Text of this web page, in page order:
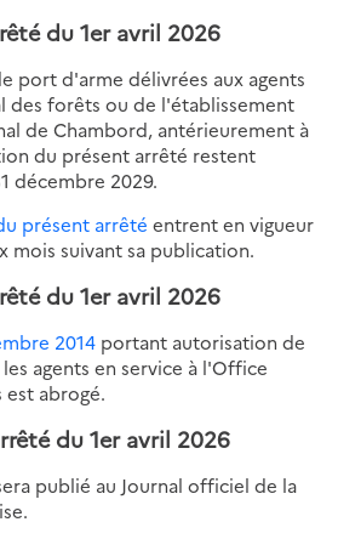
du 1er avril 2026
port d'arme délivrées aux agents
des forêts ou de l'établissement
de Chambord, antérieurement à
du présent arrêté restent
décembre 2029.
présent arrêté entrent en vigueur
mois suivant sa publication.
du 1er avril 2026
2014 portant autorisation de
agents en service à l'Office
abrogé.
du 1er avril 2026
publié au Journal officiel de la